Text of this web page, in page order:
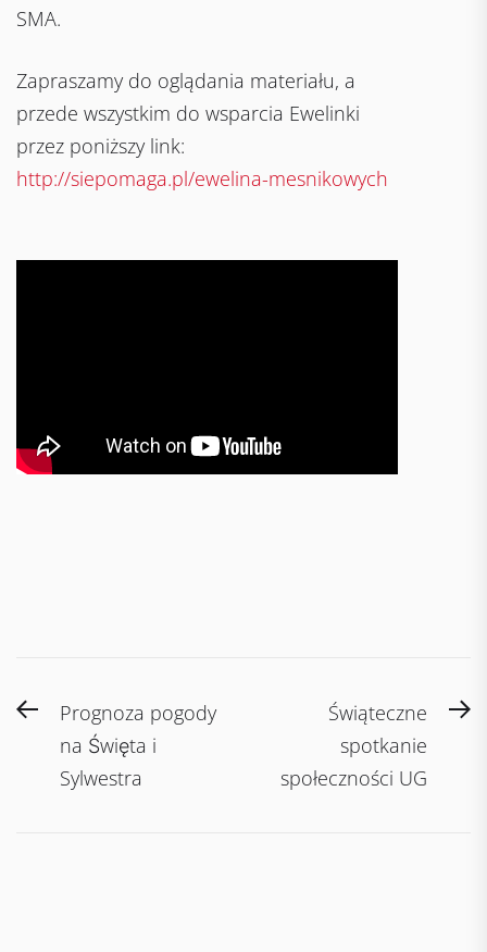
SMA.
Zapraszamy do oglądania materiału, a
przede wszystkim do wsparcia Ewelinki
przez poniższy link:
http://siepomaga.pl/ewelina-mesnikowych
Post
navigation
PreviousPrognoza pogody
na Święta i
Sylwestra
Świąteczne
spotkanie
społeczności UG